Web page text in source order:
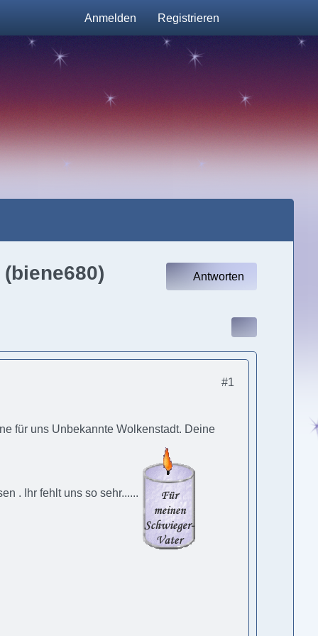
Anmelden Registrieren
Antworten
#1
für uns Unbekannte Wolkenstadt. Deine
. Ihr fehlt uns so sehr......